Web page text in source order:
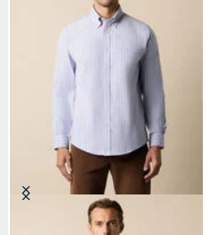
Camicia Regular Fit Non-Iron in